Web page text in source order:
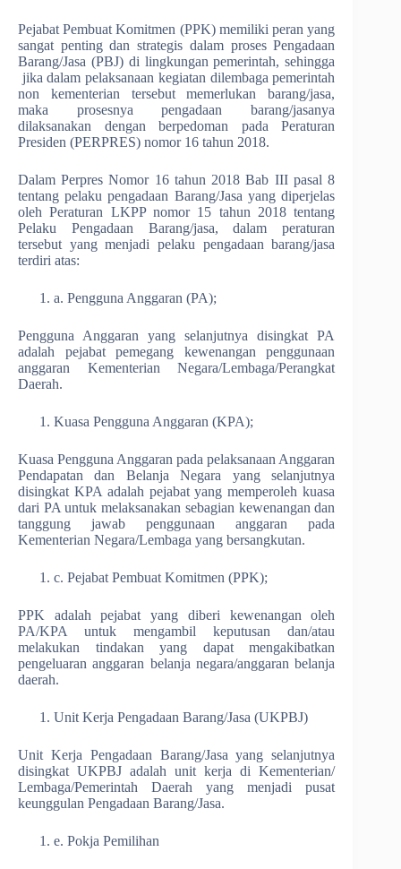
Pejabat Pembuat Komitmen (PPK) memiliki peran yang
sangat penting dan strategis dalam proses Pengadaan
Barang/Jasa (PBJ) di lingkungan pemerintah, sehingga
jika dalam pelaksanaan kegiatan dilembaga pemerintah
non kementerian tersebut memerlukan barang/jasa,
maka prosesnya pengadaan barang/jasanya
dilaksanakan dengan berpedoman pada Peraturan
Presiden (PERPRES) nomor 16 tahun 2018.
Dalam Perpres Nomor 16 tahun 2018 Bab III pasal 8
tentang pelaku pengadaan Barang/Jasa yang diperjelas
oleh Peraturan LKPP nomor 15 tahun 2018 tentang
Pelaku Pengadaan Barang/jasa, dalam peraturan
tersebut yang menjadi pelaku pengadaan barang/jasa
terdiri atas:
a. Pengguna Anggaran (PA);
Pengguna Anggaran yang selanjutnya disingkat PA
adalah pejabat pemegang kewenangan penggunaan
anggaran Kementerian Negara/Lembaga/Perangkat
Daerah.
Kuasa Pengguna Anggaran (KPA);
Kuasa Pengguna Anggaran pada pelaksanaan Anggaran
Pendapatan dan Belanja Negara yang selanjutnya
disingkat KPA adalah pejabat yang memperoleh kuasa
dari PA untuk melaksanakan sebagian kewenangan dan
tanggung jawab penggunaan anggaran pada
Kementerian Negara/Lembaga yang bersangkutan.
c. Pejabat Pembuat Komitmen (PPK);
PPK adalah pejabat yang diberi kewenangan oleh
PA/KPA untuk mengambil keputusan dan/atau
melakukan tindakan yang dapat mengakibatkan
pengeluaran anggaran belanja negara/anggaran belanja
daerah.
Unit Kerja Pengadaan Barang/Jasa (UKPBJ)
Unit Kerja Pengadaan Barang/Jasa yang selanjutnya
disingkat UKPBJ adalah unit kerja di Kementerian/
Lembaga/Pemerintah Daerah yang menjadi pusat
keunggulan Pengadaan Barang/Jasa.
e. Pokja Pemilihan